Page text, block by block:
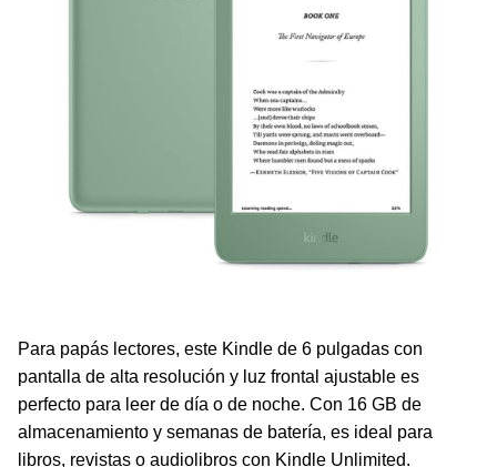
Para papás lectores, este Kindle de 6 pulgadas con
pantalla de alta resolución y luz frontal ajustable es
perfecto para leer de día o de noche. Con 16 GB de
almacenamiento y semanas de batería, es ideal para
libros, revistas o audiolibros con Kindle Unlimited.